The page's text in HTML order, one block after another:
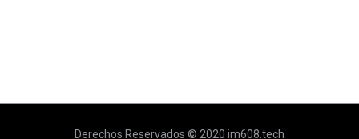
Derechos Reservados © 2020 im608.tech